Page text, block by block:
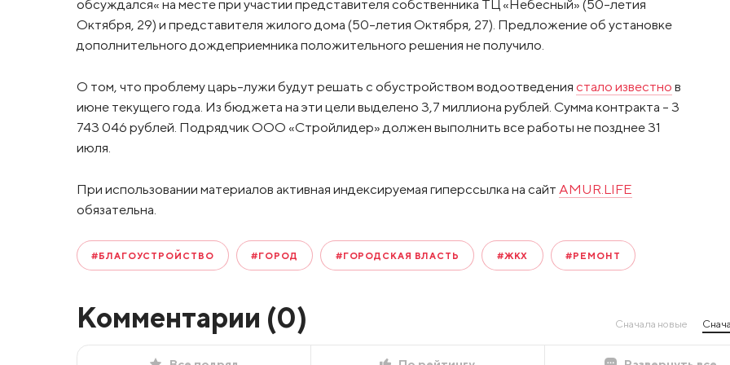
обсуждался« на месте при участии представителя собственника ТЦ «Небесный» (50-летия
Октября, 29) и представителя жилого дома (50-летия Октября, 27). Предложение об установке
дополнительного дождеприемника положительного решения не получило.
О том, что проблему царь-лужи будут решать с обустройством водоотведения стало известно в
июне текущего года. Из бюджета на эти цели выделено 3,7 миллиона рублей. Сумма контракта – 3
743 046 рублей. Подрядчик ООО «Стройлидер» должен выполнить все работы не позднее 31
июля.
При использовании материалов активная индексируемая гиперссылка на сайт AMUR.LIFE
обязательна.
#БЛАГОУСТРОЙСТВО #ГОРОД #ГОРОДСКАЯ ВЛАСТЬ #ЖКХ #РЕМОНТ
Комментарии (0) Сначала новые